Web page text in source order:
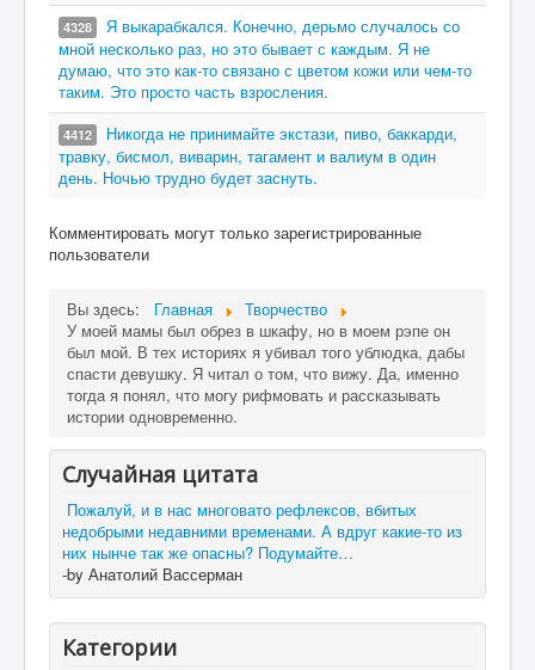
4328
Я выкарабкался. Конечно, дерьмо случалось со
мной несколько раз, но это бывает с каждым. Я не
думаю, что это как-то связано с цветом кожи или чем-то
таким. Это просто часть взросления.
4412
Никогда не принимайте экстази, пиво, баккарди,
травку, бисмол, виварин, тагамент и валиум в один
день. Ночью трудно будет заснуть.
Комментировать могут только зарегистрированные
пользователи
Вы здесь: Главная
Творчество
У моей мамы был обрез в шкафу, но в моем рэпе он
был мой. В тех историях я убивал того ублюдка, дабы
спасти девушку. Я читал о том, что вижу. Да, именно
тогда я понял, что могу рифмовать и рассказывать
истории одновременно.
Случайная цитата
Пожалуй, и в нас многовато рефлексов, вбитых
недобрыми недавними временами. А вдруг какие-то из
них нынче так же опасны? Подумайте…
-by Анатолий Вассерман
Категории